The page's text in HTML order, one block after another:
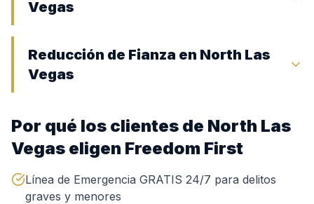
Vegas
Reducción de Fianza en North Las
Vegas
Por qué los clientes de North Las
Vegas eligen Freedom First
Línea de Emergencia GRATIS 24/7 para delitos
graves y menores